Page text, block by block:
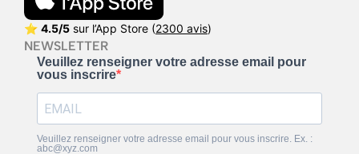
⭐ 4.5/5 sur l’App Store (2300 avis)
NEWSLETTER
Veuillez renseigner votre adresse email pour
vous inscrire
Veuillez renseigner votre adresse email pour vous inscrire. Ex. :
abc@xyz.com